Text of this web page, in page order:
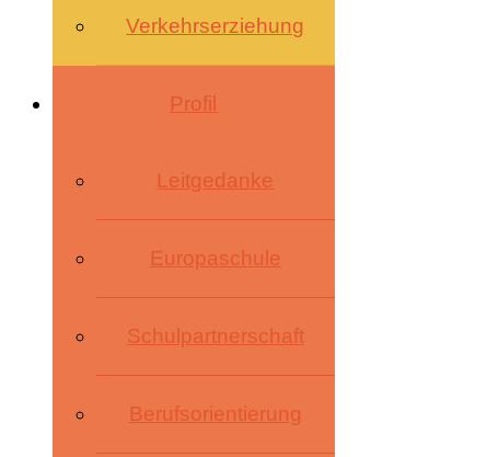
Verkehrserziehung
Profil
Leitgedanke
Europaschule
Schulpartnerschaft
Berufsorientierung